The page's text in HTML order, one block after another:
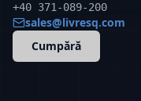
+40 371-089-200
sales@livresq.com
Cumpără